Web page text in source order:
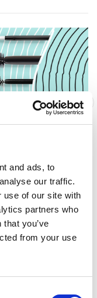
and ads, to
our traffic.
use of our site with
partners who
you’ve
from your use
gamma di